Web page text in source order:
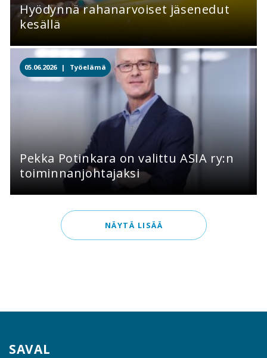
Hyödynnä rahanarvoiset jäsenedut
kesällä
05.06.2026 | Työelämä
Pekka Potinkara on valittu ASIA ry:n
toiminnanjohtajaksi
NÄYTÄ LISÄÄ
SAVAL